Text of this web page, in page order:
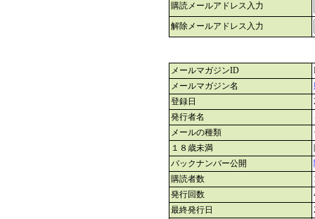
購読メールアドレス入力
解除メールアドレス入力
メールマガジンID
メールマガジン名
登録日
発行者名
メールの種類
１８歳未満
バックナンバー公開
購読者数
発行回数
最終発行日